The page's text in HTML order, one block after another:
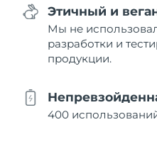
Этичный и
Мы не
разработки и
продукции.
400